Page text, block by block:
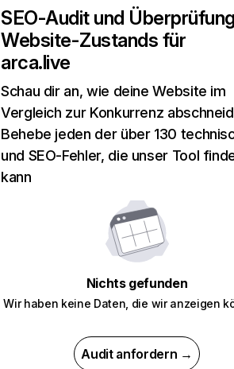
SEO-Audit und
Website-Zustands für
arca.live
Schau dir an, wie deine Website im
Vergleich zur Konkurrenz
Behebe jeden der über 130
und SEO-Fehler, die unser Tool
kann
Nichts gefunden
Wir haben keine Daten, die wir anzeigen
Audit anfordern →